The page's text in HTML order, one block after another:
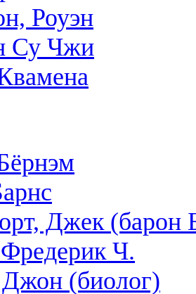
Роуэн
Су Чжи
Джек (барон
Ч.
(биолог)